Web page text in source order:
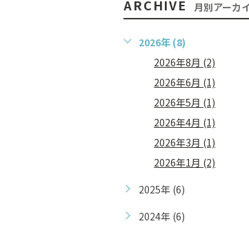
ARCHIVE 月別アーカ
2026年 (8)
2026年8月 (2)
2026年6月 (1)
2026年5月 (1)
2026年4月 (1)
2026年3月 (1)
2026年1月 (2)
2025年 (6)
2024年 (6)